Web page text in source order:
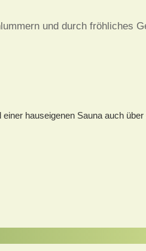
und durch fröhliches
hauseigenen Sauna auch